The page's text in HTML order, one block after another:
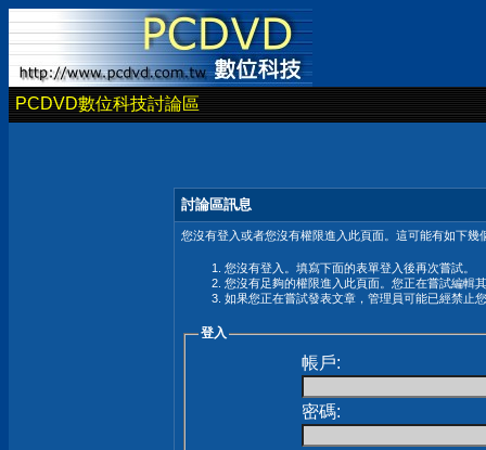
PCDVD數位科技討論區
討論區訊息
您沒有登入或者您沒有權限進入此頁面。這可能有如下幾
您沒有登入。填寫下面的表單登入後再次嘗試。
您沒有足夠的權限進入此頁面。您正在嘗試編輯
如果您正在嘗試發表文章，管理員可能已經禁止
登入
帳戶:
密碼: